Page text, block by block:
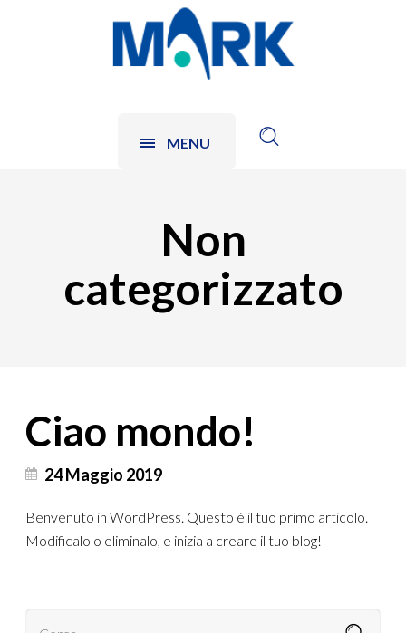
MENU
Non
categorizzato
Ciao mondo!
24 Maggio 2019
Benvenuto in WordPress. Questo è il tuo primo articolo.
Modificalo o eliminalo, e inizia a creare il tuo blog!